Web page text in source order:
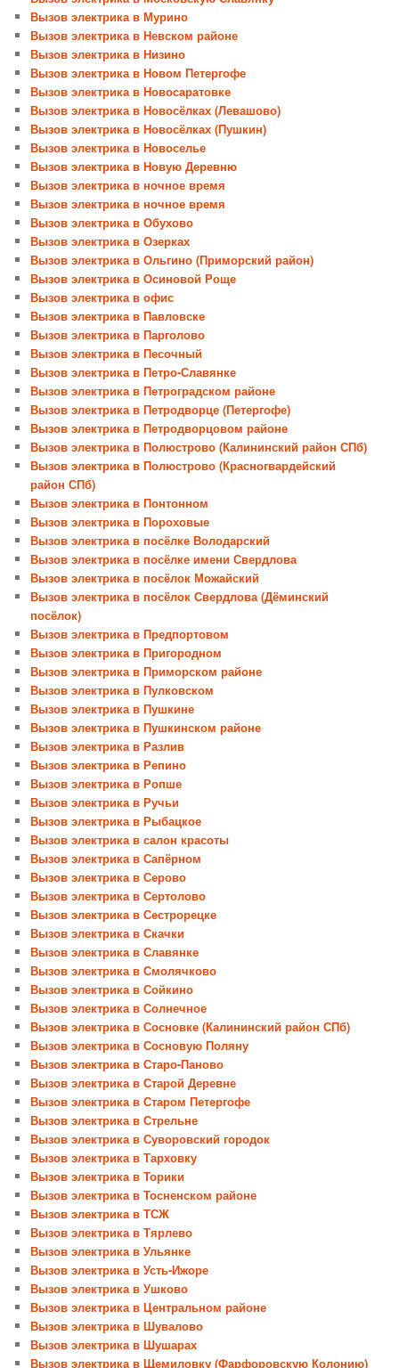
Вызов электрика в Мурино
Вызов электрика в Невском районе
Вызов электрика в Низино
Вызов электрика в Новом Петергофе
Вызов электрика в Новосаратовке
Вызов электрика в Новосёлках (Левашово)
Вызов электрика в Новосёлках (Пушкин)
Вызов электрика в Новоселье
Вызов электрика в Новую Деревню
Вызов электрика в ночное время
Вызов электрика в ночное время
Вызов электрика в Обухово
Вызов электрика в Озерках
Вызов электрика в Ольгино (Приморский район)
Вызов электрика в Осиновой Роще
Вызов электрика в офис
Вызов электрика в Павловске
Вызов электрика в Парголово
Вызов электрика в Песочный
Вызов электрика в Петро-Славянке
Вызов электрика в Петроградском районе
Вызов электрика в Петродворце (Петергофе)
Вызов электрика в Петродворцовом районе
Вызов электрика в Полюстрово (Калининский район СПб)
Вызов электрика в Полюстрово (Красногвардейский
район СПб)
Вызов электрика в Понтонном
Вызов электрика в Пороховые
Вызов электрика в посёлке Володарский
Вызов электрика в посёлке имени Свердлова
Вызов электрика в посёлок Можайский
Вызов электрика в посёлок Свердлова (Дёминский
посёлок)
Вызов электрика в Предпортовом
Вызов электрика в Пригородном
Вызов электрика в Приморском районе
Вызов электрика в Пулковском
Вызов электрика в Пушкине
Вызов электрика в Пушкинском районе
Вызов электрика в Разлив
Вызов электрика в Репино
Вызов электрика в Ропше
Вызов электрика в Ручьи
Вызов электрика в Рыбацкое
Вызов электрика в салон красоты
Вызов электрика в Сапёрном
Вызов электрика в Серово
Вызов электрика в Сертолово
Вызов электрика в Сестрорецке
Вызов электрика в Скачки
Вызов электрика в Славянке
Вызов электрика в Смолячково
Вызов электрика в Сойкино
Вызов электрика в Солнечное
Вызов электрика в Сосновке (Калининский район СПб)
Вызов электрика в Сосновую Поляну
Вызов электрика в Старо-Паново
Вызов электрика в Старой Деревне
Вызов электрика в Старом Петергофе
Вызов электрика в Стрельне
Вызов электрика в Суворовский городок
Вызов электрика в Тарховку
Вызов электрика в Торики
Вызов электрика в Тосненском районе
Вызов электрика в ТСЖ
Вызов электрика в Тярлево
Вызов электрика в Ульянке
Вызов электрика в Усть-Ижоре
Вызов электрика в Ушково
Вызов электрика в Центральном районе
Вызов электрика в Шувалово
Вызов электрика в Шушарах
Вызов электрика в Щемиловку (Фарфоровскую Колонию)